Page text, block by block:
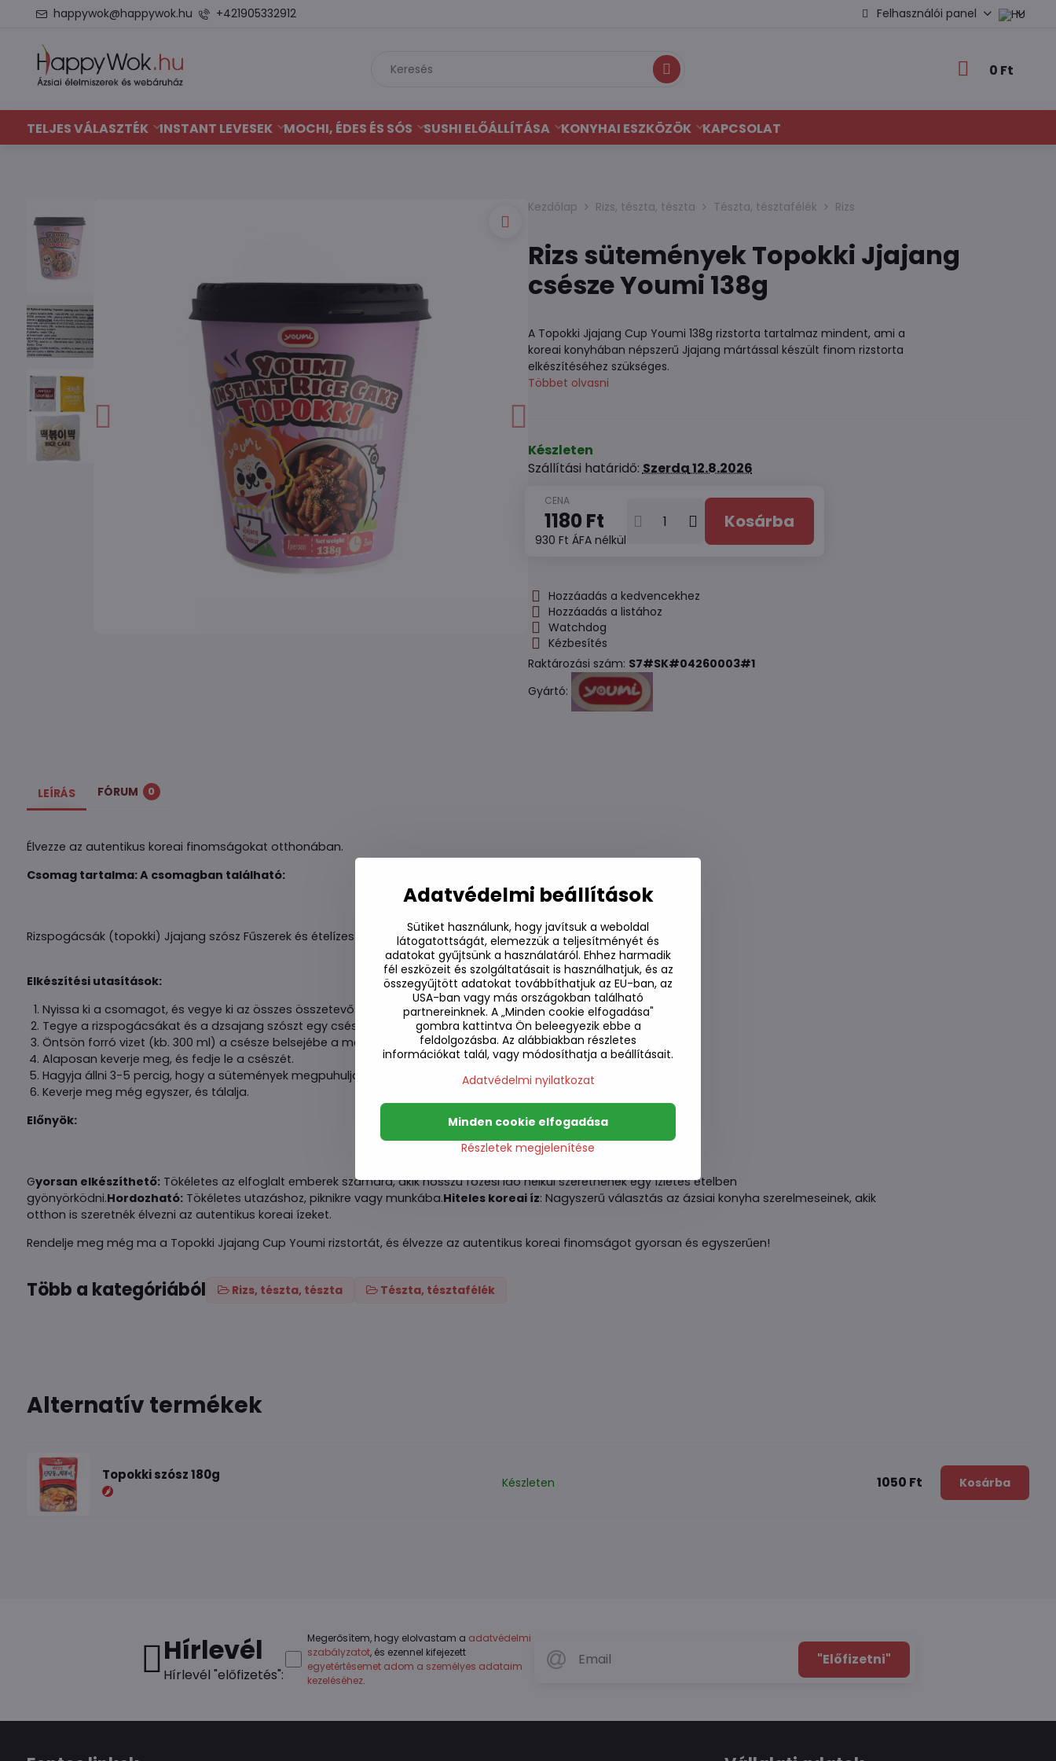
happywok@happywok.hu +421905332912 Felhasználói panel
Keresés 0 Ft
TELJES VÁLASZTÉK INSTANT LEVESEK MOCHI, ÉDES ÉS SÓS SUSHI ELŐÁLLÍTÁSA KONYHAI ESZKÖZÖK KAPCSOLAT
Kezdőlap Rizs, tészta, tészta Tészta, tésztafélék Rizs
Rizs sütemények Topokki Jjajang
csésze Youmi 138g
A Topokki Jjajang Cup Youmi 138g rizstorta tartalmaz mindent, ami a
koreai konyhában népszerű Jjajang mártással készült finom rizstorta
elkészítéséhez szükséges.
Többet olvasni
Készleten
Szállítási határidő:Szerda12.8.2026
1180 Ft
930 Ft ÁFA nélkül
Kosárba
Hozzáadás a kedvencekhez
Hozzáadás a listához
Watchdog
Kézbesítés
Raktározási szám: S7#SK#04260003#1
Gyártó:
LEÍRÁS FÓRUM 0
Élvezze az autentikus koreai finomságokat otthonában.
Csomag tartalma: A csomagban található:
Rizspogácsák (topokki) Jjajang szósz Fűszerek és ételízesítők
Elkészítési utasítások:
Nyissa ki a csomagot, és vegye ki az összes összetevőt.
Tegye a rizspogácsákat és a dzsajang szószt egy csészébe.
Öntsön forró vizet (kb. 300 ml) a csésze belsejébe a megjelölt vonalig.
Alaposan keverje meg, és fedje le a csészét.
Hagyja állni 3-5 percig, hogy a sütemények megpuhuljanak és az ízek összeérjenek.
Keverje meg még egyszer, és tálalja.
Előnyök:
Gyorsan elkészíthető:Tökéletes az elfoglalt emberek számára, akik hosszú főzési idő nélkül szeretnének egy ízletes ételben
gyönyörködni.Hordozható:Tökéletes utazáshoz, piknikre vagy munkába.Hiteles koreai íz: Nagyszerű választás az ázsiai konyha szerelmeseinek, akik
otthon is szeretnék élvezni az autentikus koreai ízeket.
Rendelje meg még ma a Topokki Jjajang Cup Youmi rizstortát, és élvezze az autentikus koreai finomságot gyorsan és egyszerűen!
Több a kategóriából Rizs, tészta, tészta Tészta, tésztafélék
Alternatív termékek
Topokki szósz 180g Készleten 1050 Ft Kosárba
Hírlevél
Hírlevél "előfizetés":
"Előfizetni"
Megerősítem, hogy elolvastam a adatvédelmi
szabályzatot, és ezennel kifejezett
egyetértésemet adom a személyes adataim
kezeléséhez.
Adatvédelmi beállítások
Sütiket használunk, hogy javítsuk a weboldal
látogatottságát, elemezzük a teljesítményét és
adatokat gyűjtsünk a használatáról. Ehhez harmadik
fél eszközeit és szolgáltatásait is használhatjuk, és az
összegyűjtött adatokat továbbíthatjuk az EU-ban, az
USA-ban vagy más országokban található
partnereinknek. A „Minden cookie elfogadása"
gombra kattintva Ön beleegyezik ebbe a
feldolgozásba. Az alábbiakban részletes
információkat talál, vagy módosíthatja a beállításait.
Adatvédelmi nyilatkozat
Részletek megjelenítése
Minden cookie elfogadása